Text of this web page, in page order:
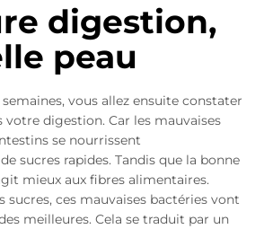
digestion,
peau
semaines, vous allez ensuite constater
votre digestion. Car les mauvaises
se nourrissent
sucres rapides. Tandis que la bonne
mieux aux fibres alimentaires.
sucres, ces mauvaises bactéries vont
meilleures. Cela se traduit par un